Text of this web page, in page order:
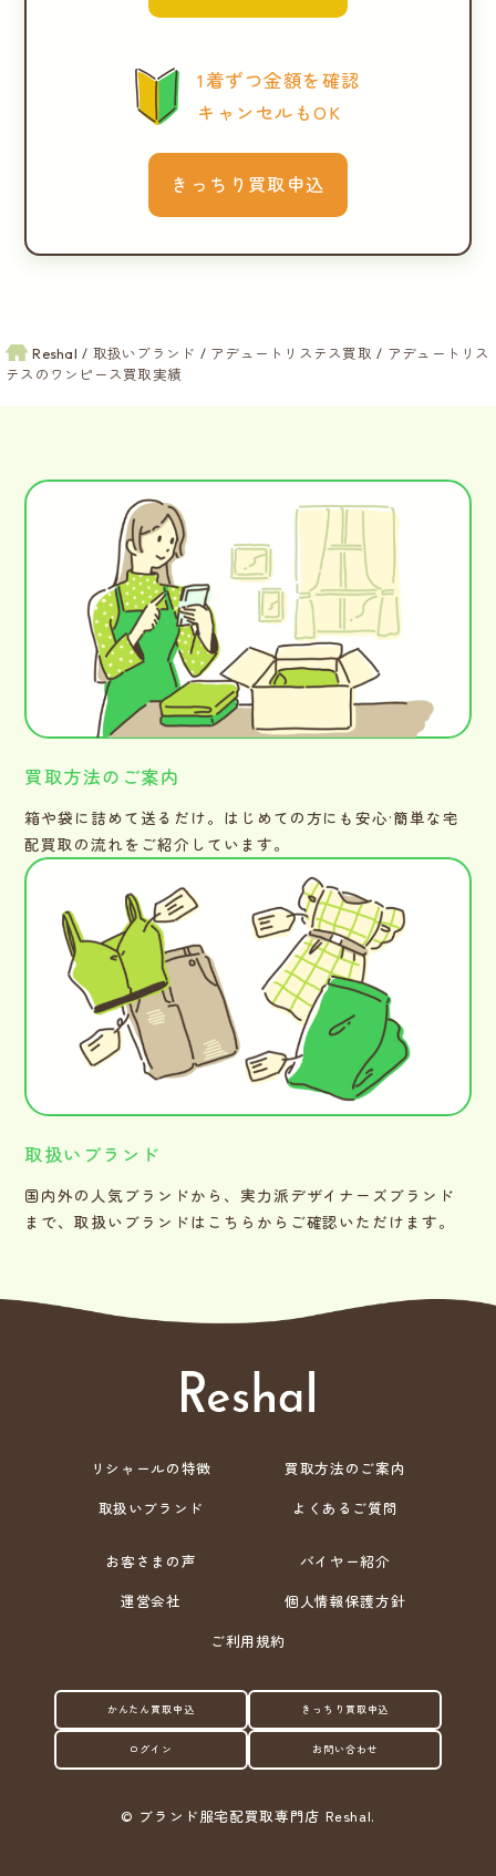
1着ずつ金額を確認
キャンセルもOK
きっちり買取申込
Reshal 取扱いブランド アデュートリステス買取
アデュートリス
テスのワンピース買取実績
買取方法のご案内
箱や袋に詰めて送るだけ。はじめての方にも安心·簡単な宅
配買取の流れをご紹介しています。
取扱いブランド
国内外の人気ブランドから、実力派デザイナーズブランド
まで、取扱いブランドはこちらからご確認いただけます。
リシャールの特徴
買取方法のご案内
取扱いブランド
よくあるご質問
お客さまの声
バイヤー紹介
運営会社
個人情報保護方針
ご利用規約
かんたん買取申込 きっちり買取申込
ログイン お問い合わせ
© ブランド服宅配買取専門店 Reshal.